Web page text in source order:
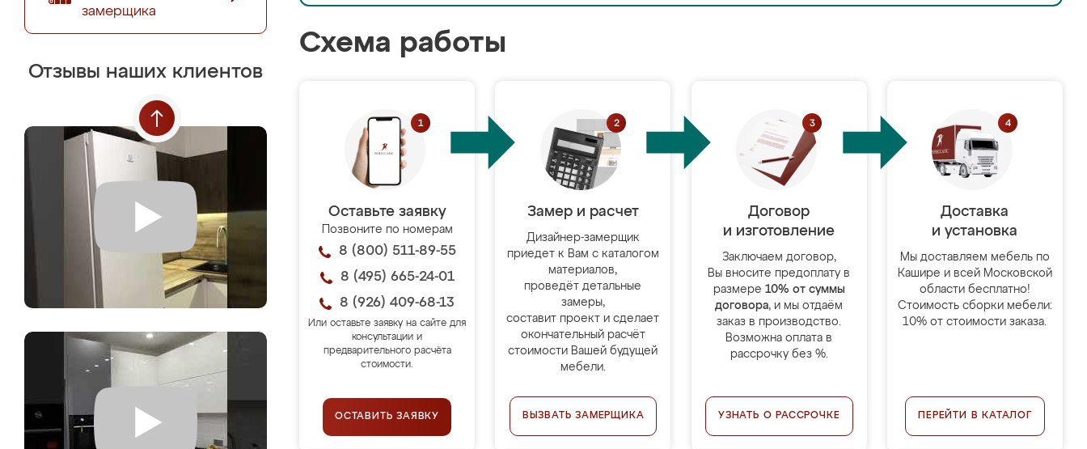
замерщика
Отзывы наших клиентов
Схема работы
Оставьте заявку
Позвоните по номерам
8 (800) 511-89-55
8 (495) 665-24-01
8 (926) 409-68-13
Или оставьте заявку на сайте для
консультации и
предварительного расчёта
стоимости.
ОСТАВИТЬ ЗАЯВКУ
Замер и расчет
Дизайнер-замерщик
приедет к Вам с каталогом
материалов,
проведёт детальные
замеры,
составит проект и сделает
окончательный расчёт
стоимости Вашей будущей
мебели.
ВЫЗВАТЬ ЗАМЕРЩИКА
Договор
и изготовление
Заключаем договор,
Вы вносите предоплату в
размере 10% от суммы
договора, и мы отдаём
заказ в производство.
Возможна оплата в
рассрочку без %.
УЗНАТЬ О РАССРОЧКЕ
Доставка
и установка
Мы доставляем мебель по
Кашире и всей Московской
области бесплатно!
Стоимость сборки мебели:
10% от стоимости заказа.
ПЕРЕЙТИ В КАТАЛОГ